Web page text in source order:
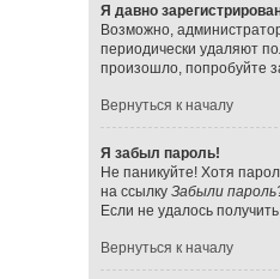
Я давно
Возможно,
периодически удаляют
произошло, попробуйте
Вернуться к началу
Я забыл пароль!
Не паникуйте! Хотя
на ссылку Забыли
Если не удалось
Вернуться к началу